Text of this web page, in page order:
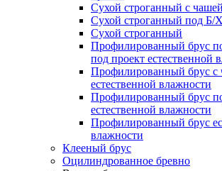
Сухой строганный с
Сухой строганный под Б/Х
Сухой строганный
Профилированный брус
под проект естественной
Профилированный брус с
естественной влажности
Профилированный брус
естественной влажности
Профилированный брус
влажности
Клееный брус
Оцилиндрованное бревно